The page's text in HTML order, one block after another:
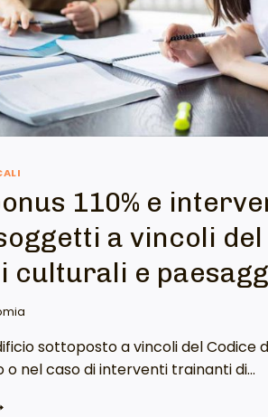
110% e
a vincoli del
culturali e
sottoposto a vincoli del Codice
o nel caso di interventi trainanti di…